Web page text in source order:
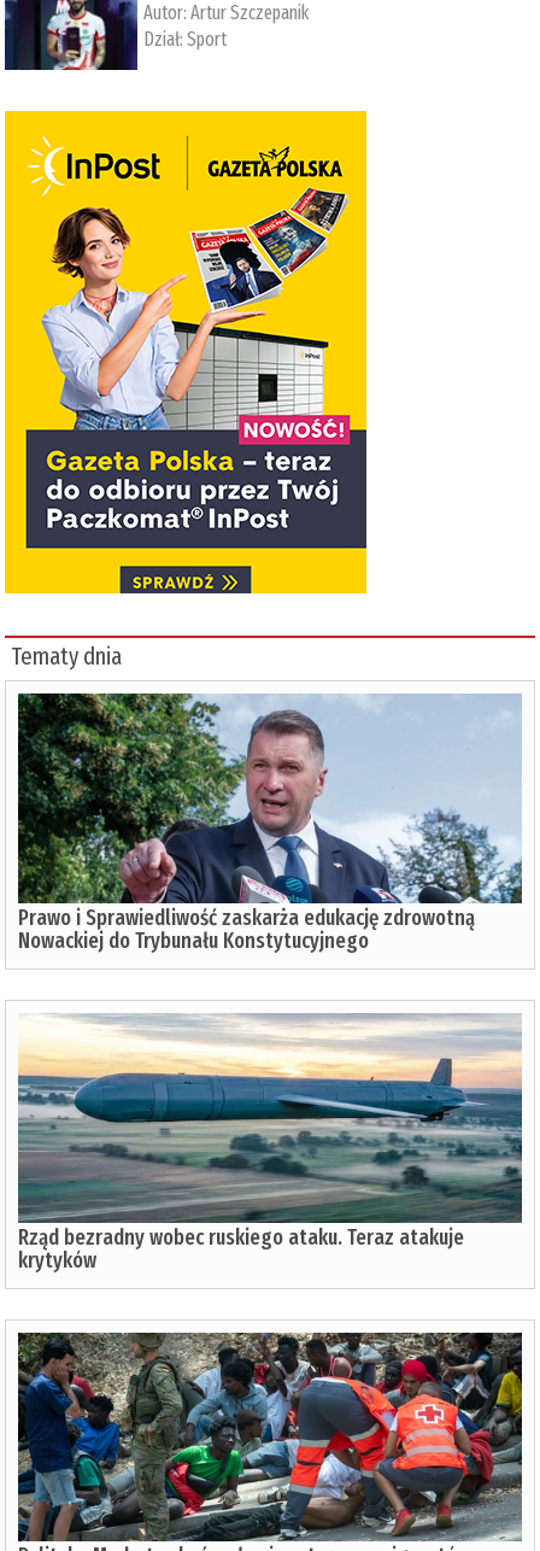
Autor:Artur Szczepanik
Dział:Sport
Tematy dnia
Prawo i Sprawiedliwość zaskarża edukację zdrowotną
Nowackiej do Trybunału Konstytucyjnego
Rząd bezradny wobec ruskiego ataku. Teraz atakuje
krytyków